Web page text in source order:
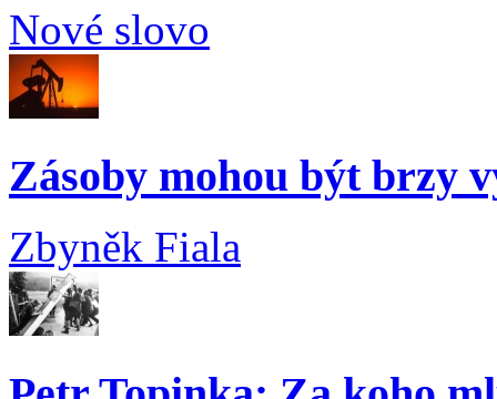
Nové slovo
Zásoby mohou být brzy
Zbyněk Fiala